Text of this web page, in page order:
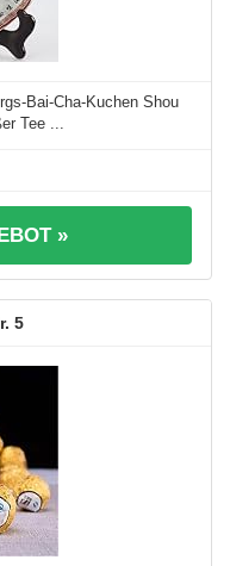
Bai-Cha-Kuchen Shou
Tee ...
»
5